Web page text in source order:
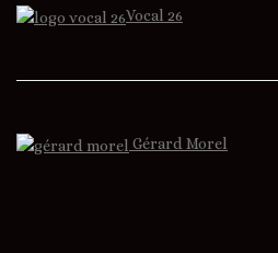
Vocal 26
Gérard Morel